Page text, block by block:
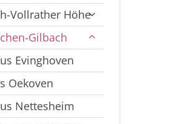
Vollrather Höhe
Gilbach
Evinghoven
Oekoven
Nettesheim